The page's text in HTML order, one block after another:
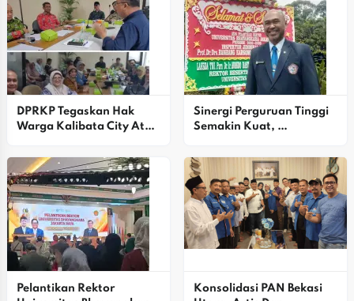
DPRKP Tegaskan Hak
Warga Kalibata City Atas
Terverifikasi
Sinergi Perguruan Tinggi
Semakin Kuat,
Surabaya Dukung
Kepemimpinan Baru
Universitas Bhayangkara
Jakarta Jaya
Pelantikan Rektor
Konsolidasi PAN Bekasi